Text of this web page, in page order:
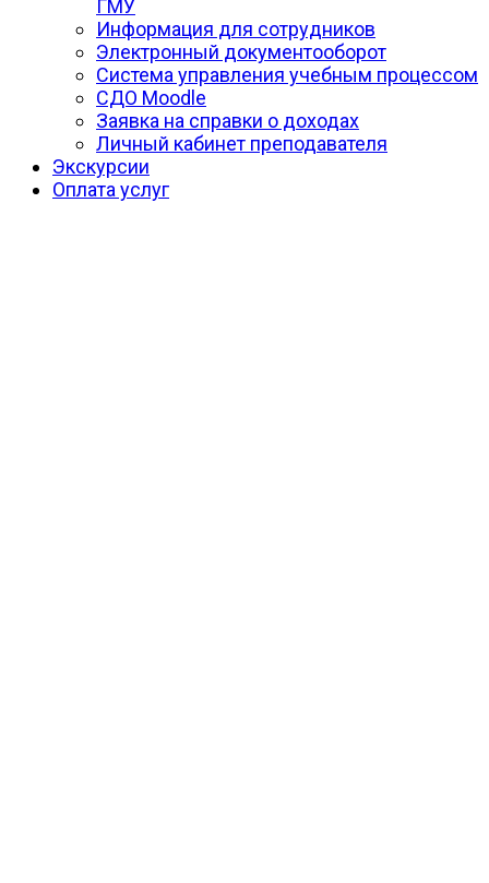
ГМУ
Информация для сотрудников
Электронный документооборот
Система управления учебным процессом
СДО Moodle
Заявка на справки о доходах
Личный кабинет преподавателя
Экскурсии
Оплата услуг